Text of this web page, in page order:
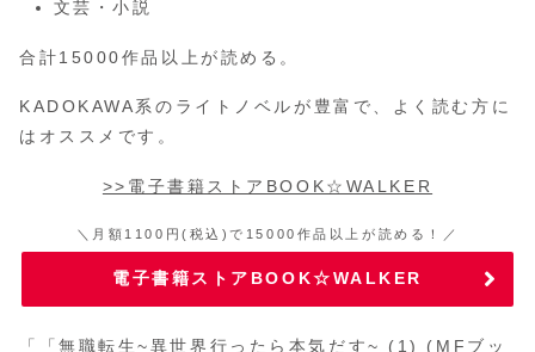
文芸・小説
合計15000作品以上が読める。
KADOKAWA系のライトノベルが豊富で、よく読む方に
はオススメです。
>>電子書籍ストアBOOK☆WALKER
＼月額1100円(税込)で15000作品以上が読める！／
電子書籍ストアBOOK☆WALKER
「
「無職転生~異世界行ったら本気だす~ (1) (MFブッ